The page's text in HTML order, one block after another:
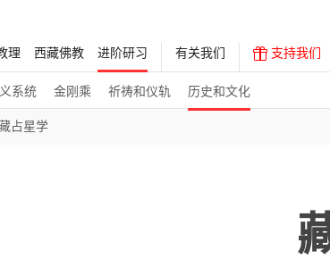
理 西藏佛教 进阶研习
系统 金刚乘 祈祷和仪轨 历史和文化
有关我们 支持我们
占星学